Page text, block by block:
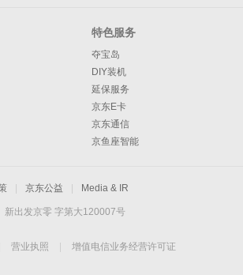
特色服务
夺宝岛
DIY装机
延保服务
京东E卡
京东通信
京鱼座智能
京东公益 Media & IR
新出发京零 字第大120007号
营业执照
增值电信业务经营许可证